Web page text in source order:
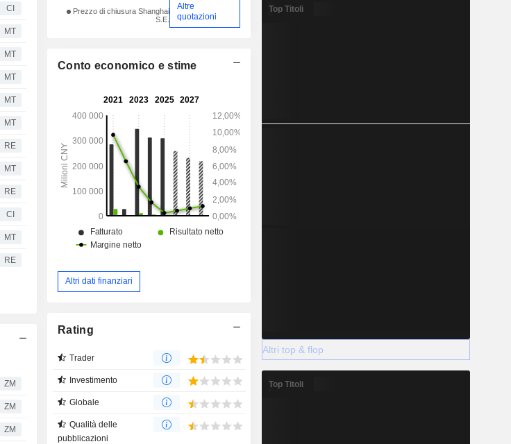
CI
MT
MT
MT
MT
MT
RE
MT
RE
CI
MT
RE
ZM
ZM
ZM
Prezzo di chiusura Shanghai
S.E.
Altre
quotazioni
Conto economico e stime
Altri dati finanziari
Rating
Trader
Investimento
Globale
Qualità delle
pubblicazioni
Top Titoli
Altri top & flop
Top Titoli